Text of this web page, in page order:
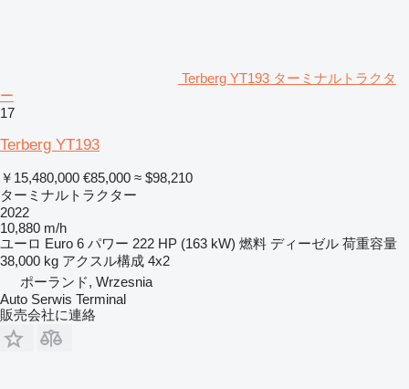
Terberg YT193 ターミナルトラクタ
ー
17
Terberg YT193
￥15,480,000 €85,000 ≈ $98,210
ターミナルトラクター
2022
10,880 m/h
ユーロ Euro 6 パワー 222 HP (163 kW) 燃料 ディーゼル 荷重容量
38,000 kg アクスル構成 4x2
ポーランド, Wrzesnia
Auto Serwis Terminal
販売会社に連絡